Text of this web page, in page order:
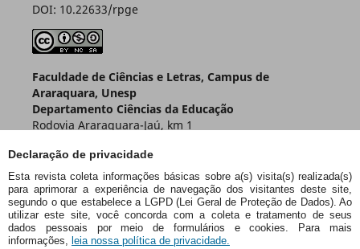
Declaração de privacidade
Esta revista coleta informações básicas sobre a(s) visita(s) realizada(s)
para aprimorar a experiência de navegação dos visitantes deste site,
segundo o que estabelece a LGPD (Lei Geral de Proteção de Dados). Ao
utilizar este site, você concorda com a coleta e tratamento de seus
dados pessoais por meio de formulários e cookies. Para mais
informações, leia nossa política de privacidade.
DOI: 10.22633/rpge
Faculdade de Ciências e Letras, Campus de
Araraquara, Unesp
Departamento Ciências da Educação
Rodovia Araraquara-Jaú, km 1
Araraquara – SP – Brasil